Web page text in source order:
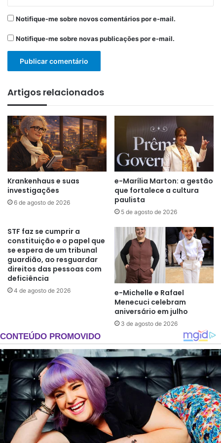
Notifique-me sobre novos comentários por e-mail.
Notifique-me sobre novas publicações por e-mail.
Artigos relacionados
Krankenhaus e suas
investigações
6 de agosto de 2026
e-Marília Marton: a gestão
que fortalece a cultura
paulista
5 de agosto de 2026
STF faz se cumprir a
constituição e o papel que
se espera de um tribunal
guardião, ao resguardar
direitos das pessoas com
deficiência
4 de agosto de 2026
e-Michelle e Rafael
Menecuci celebram
aniversário em julho
3 de agosto de 2026